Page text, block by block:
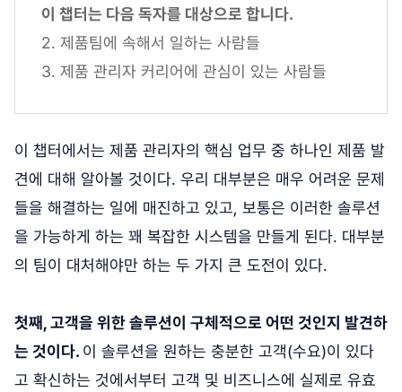
이 챕터는 다음 독자를 대상으로 합니다.
2. 제품팀에 속해서 일하는 사람들
3. 제품 관리자 커리어에 관심이 있는 사람들
이 챕터에서는 제품 관리자의 핵심 업무 중 하나인 제품 발
견에 대해 알아볼 것이다. 우리 대부분은 매우 어려운 문제
들을 해결하는 일에 매진하고 있고, 보통은 이러한 솔루션
을 가능하게 하는 꽤 복잡한 시스템을 만들게 된다. 대부분
의 팀이 대처해야만 하는 두 가지 큰 도전이 있다.
첫째, 고객을 위한 솔루션이 구체적으로 어떤 것인지 발견하
는 것이다. 이 솔루션을 원하는 충분한 고객(수요)이 있다
고 확신하는 것에서부터 고객 및 비즈니스에 실제로 유효